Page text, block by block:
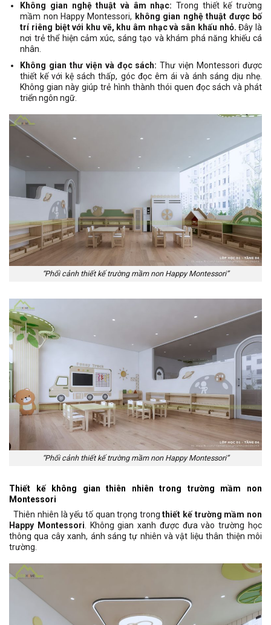
Không gian nghệ thuật và âm nhạc: Trong thiết kế trường
mầm non Happy Montessori, không gian nghệ thuật được bố
trí riêng biệt với khu vẽ, khu âm nhạc và sân khấu nhỏ. Đây là
nơi trẻ thể hiện cảm xúc, sáng tạo và khám phá năng khiếu cá
nhân.
Không gian thư viện và đọc sách: Thư viện Montessori được
thiết kế với kệ sách thấp, góc đọc êm ái và ánh sáng dịu nhẹ.
Không gian này giúp trẻ hình thành thói quen đọc sách và phát
triển ngôn ngữ.
“Phối cảnh thiết kế trường mầm non Happy Montessori”
“Phối cảnh thiết kế trường mầm non Happy Montessori”
Thiết kế không gian thiên nhiên trong trường mầm non
Montessori
Thiên nhiên là yếu tố quan trọng trongthiết kế trường mầm non
Happy Montessori . Không gian xanh được đưa vào trường học
thông qua cây xanh, ánh sáng tự nhiên và vật liệu thân thiện môi
trường.